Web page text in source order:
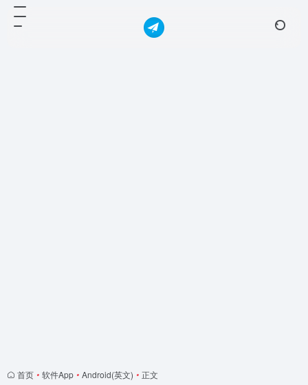
首页 • 软件App • Android(英文) • 正文